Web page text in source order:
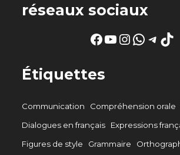
réseaux sociaux
Facebook
YouTube
Instagram
WhatsApp
Telegram
TikTok
Étiquettes
Communication Compréhension orale
Dialogues en français
Expressions
Figures de style
Grammaire